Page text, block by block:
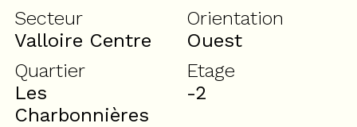
Secteur
Valloire Centre
Orientation
Ouest
Quartier
Les
Charbonnières
Etage
-2